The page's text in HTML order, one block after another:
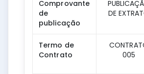
Comprovante
de
publicação
DE
Termo de
Contrato
005